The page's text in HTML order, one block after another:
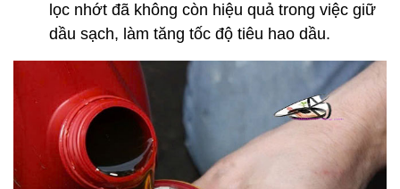
lọc nhớt đã không còn hiệu quả trong việc giữ
dầu sạch, làm tăng tốc độ tiêu hao dầu.